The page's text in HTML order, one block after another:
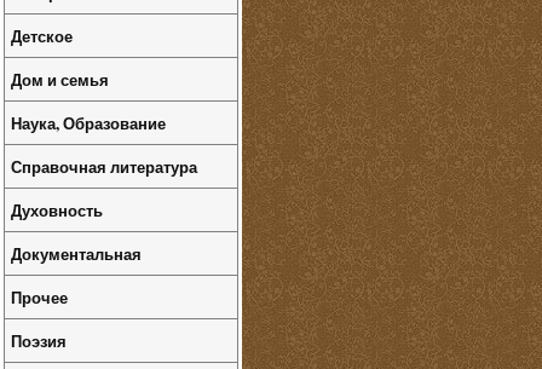
Детское
Дом и семья
Наука, Образование
Справочная литература
Духовность
Документальная
Прочее
Поэзия